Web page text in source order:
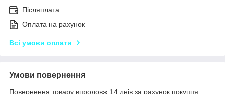
Післяплата
Оплата на рахунок
Всі умови оплати
Умови повернення
Повернення товару впродовж 14 днів за рахунок покупця